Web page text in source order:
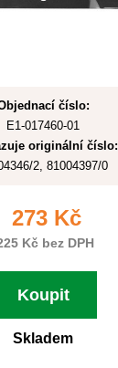
číslo:
E1-017460-01
originální číslo:
2, 81004397/0
273 Kč
Kč bez DPH
Koupit
Skladem